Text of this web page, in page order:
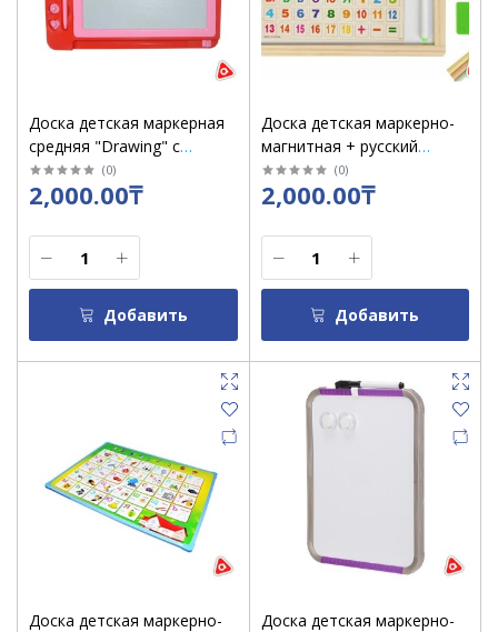
Доска детская маркерная
средняя "Drawing" с
ушками/2006
(0)
2,000.00₸
Добавить
Доска детская маркерно-
магнитная + русский
алфавит 35х24 см(Figsaw
puzzle)
(0)
2,000.00₸
Добавить
Доска детская маркерно-
Доска детская маркерно-